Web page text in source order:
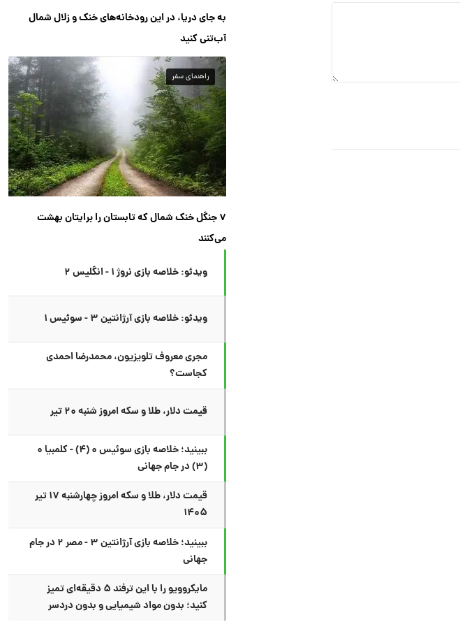
به جای دریا، در این رودخانه‌های خنک و زلال شمال
آب‌تنی کنید
راهنمای سفر
۷ جنگل خنک شمال که تابستان را برایتان بهشت
می‌کنند
ویدئو: خلاصه بازی نروژ ۱ - انگلیس ۲
ویدئو: خلاصه بازی آرژانتین ۳ - سوئیس ۱
مجری معروف تلویزیون، محمدرضا احمدی
کجاست؟
قیمت دلار، طلا و سکه امروز شنبه ۲۰ تیر
ببینید؛ خلاصه بازی سوئیس ۰ (۴) - کلمبیا ۰
(۳) در جام جهانی
قیمت دلار، طلا و سکه امروز چهارشنبه ۱۷ تیر
۱۴۰۵
ببینید؛ خلاصه بازی آرژانتین ۳ - مصر ۲ در جام
جهانی
مایکروویو را با این ترفند ۵ دقیقه‌ای تمیز
کنید؛ بدون مواد شیمیایی و بدون دردسر